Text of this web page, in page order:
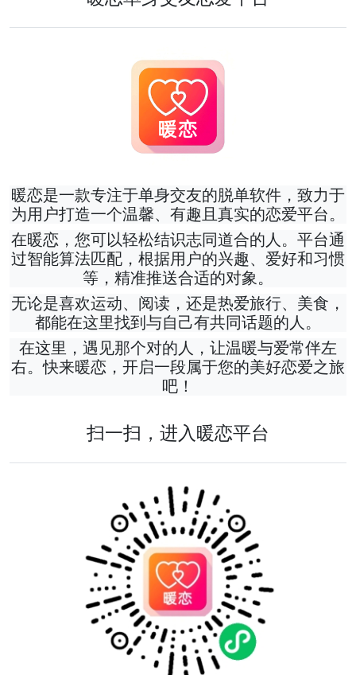
暖恋是一款专注于单身交友的脱单软件，致力于
为用户打造一个温馨、有趣且真实的恋爱平台。
在暖恋，您可以轻松结识志同道合的人。平台通
过智能算法匹配，根据用户的兴趣、爱好和习惯
等，精准推送合适的对象。
无论是喜欢运动、阅读，还是热爱旅行、美食，
都能在这里找到与自己有共同话题的人。
在这里，遇见那个对的人，让温暖与爱常伴左
右。快来暖恋，开启一段属于您的美好恋爱之旅
吧！
扫一扫，进入暖恋平台